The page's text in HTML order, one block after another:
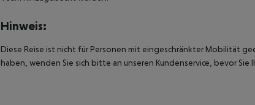
Hinweis:
Diese Reise ist nicht für Personen mit eingeschränkter Mobilität
haben, wenden Sie sich bitte an unseren Kundenservice, bevor Sie